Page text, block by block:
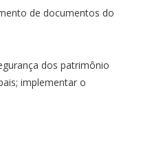
de documentos do
dos patrimônio
implementar o